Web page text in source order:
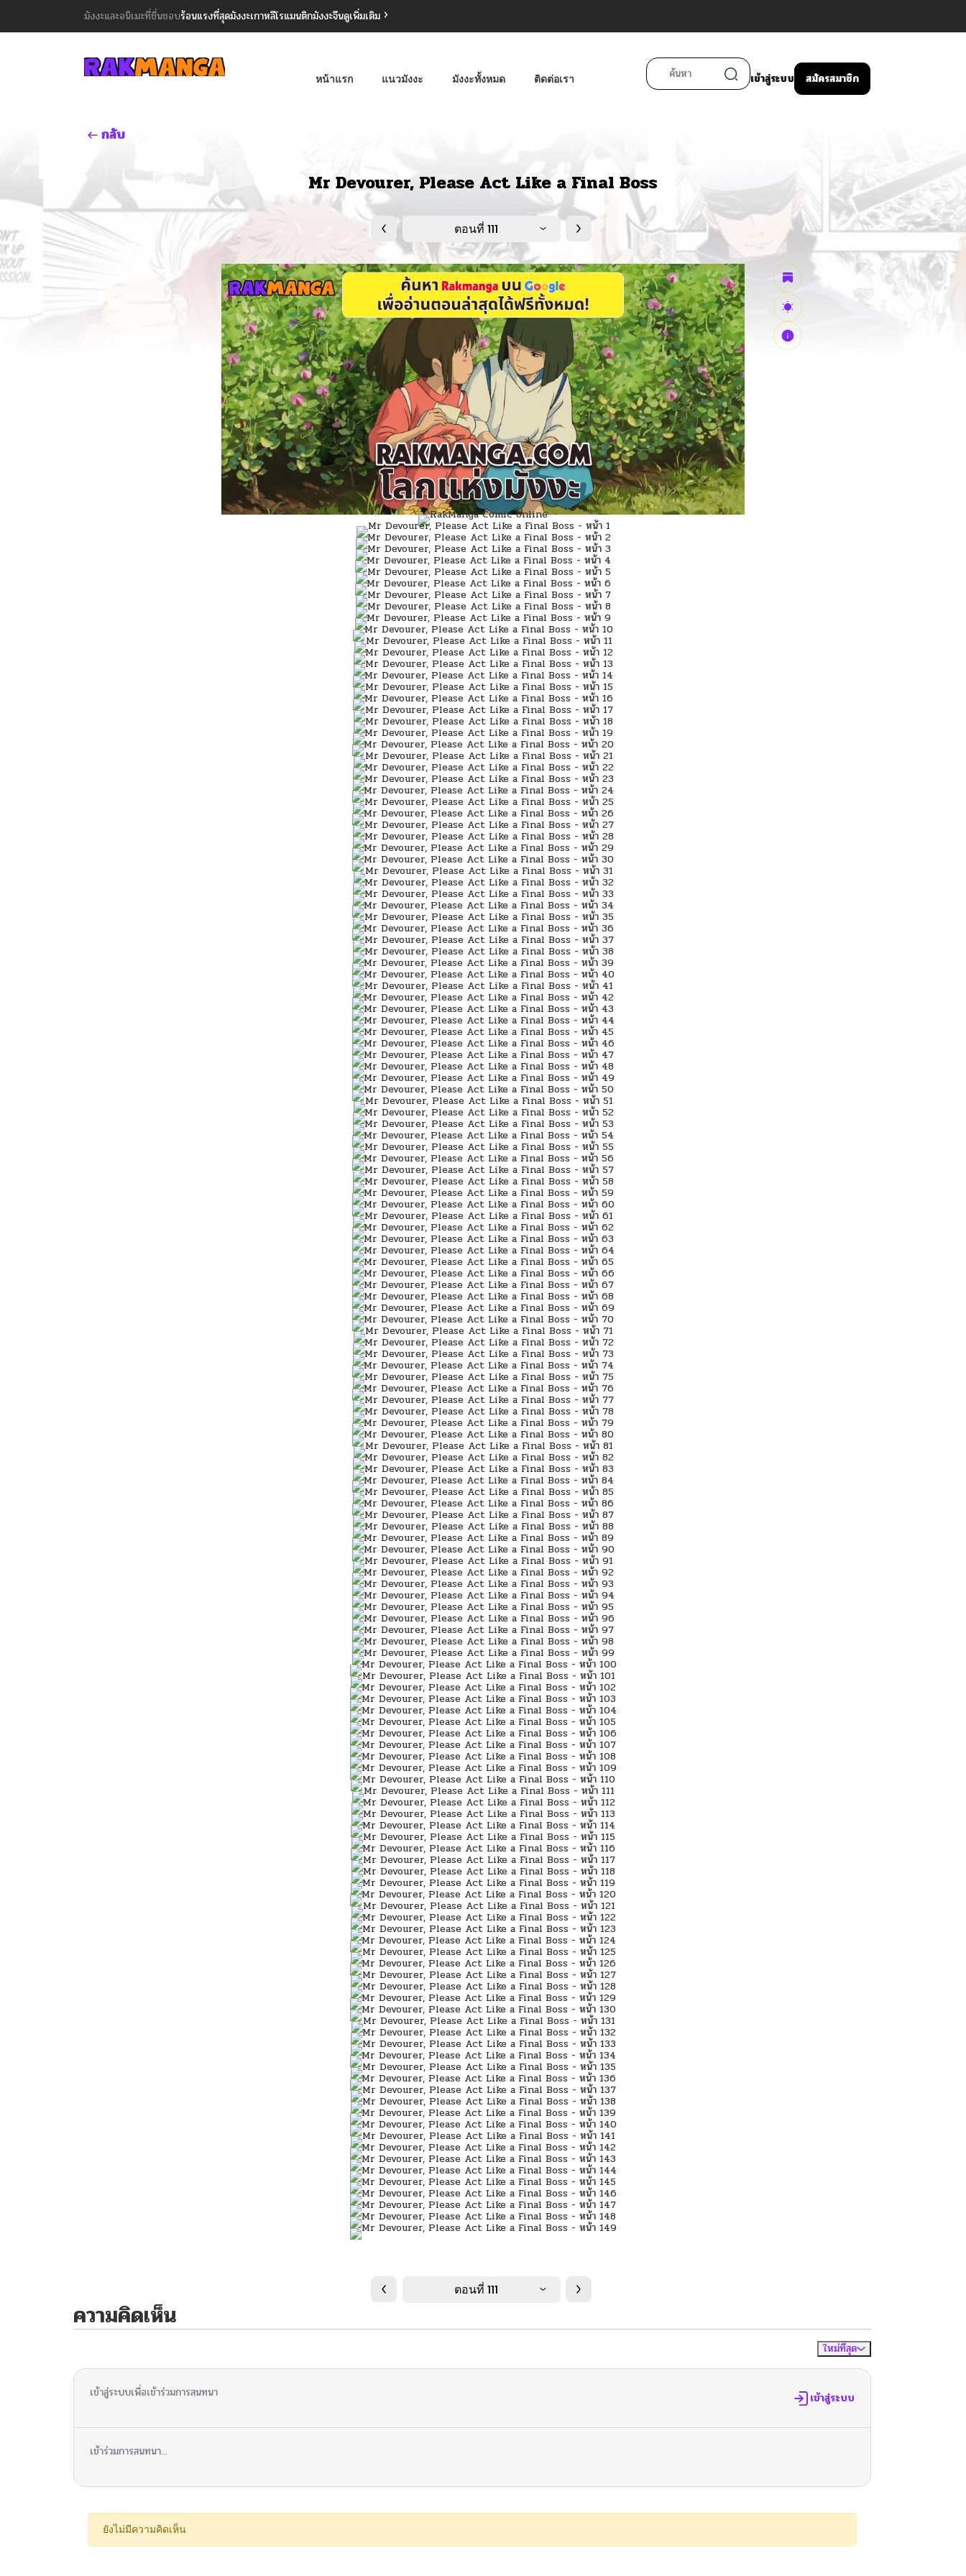
มังงะและอนิเมะที่ชื่นชอบร้อนแรงที่สุดมังงะเกาหลีโรแมนติกมังงะจีนดูเพิ่มเติม
หน้าแรก แนวมังงะ มังงะทั้งหมด ติดต่อเรา เข้าสู่ระบบ สมัครสมาชิก
กลับ
Mr Devourer, Please Act Like a Final Boss
ตอนที่ 111
ตอนที่ 111
ความคิดเห็น
ใหม่ที่สุด
เข้าสู่ระบบเพื่อเข้าร่วมการสนทนา เข้าสู่ระบบ
เข้าร่วมการสนทนา...
ยังไม่มีความคิดเห็น